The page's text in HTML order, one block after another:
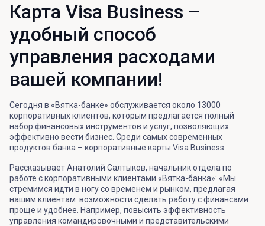
Карта Visa Business –
удобный способ
управления расходами
вашей компании!
Сегодня в «Вятка-банке» обслуживается около 13000
корпоративных клиентов, которым предлагается полный
набор финансовых инструментов и услуг, позволяющих
эффективно вести бизнес. Среди самых современных
продуктов банка – корпоративные карты Visa Business.
Рассказывает Анатолий Салтыков, начальник отдела по
работе с корпоративными клиентами «Вятка-банка»: «Мы
стремимся идти в ногу со временем и рынком, предлагая
нашим клиентам возможности сделать работу с финансами
проще и удобнее. Например, повысить эффективность
управления командировочными и представительскими